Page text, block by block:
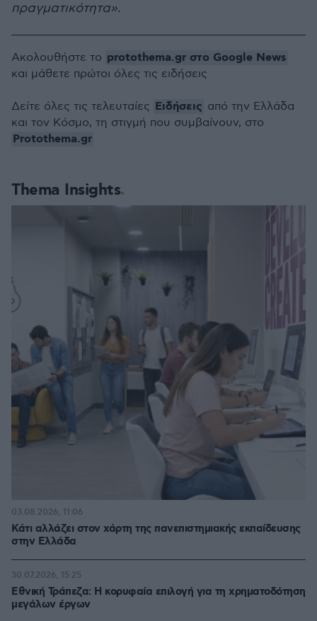
πραγματικότητα».
Thema Insights
Κάτι αλλάζει στον χάρτη της πανεπιστημιακής εκπαίδευσης
στην Ελλάδα
03.08.2026, 11:06
Εθνική Τράπεζα: Η κορυφαία επιλογή για τη χρηματοδότηση
μεγάλων έργων
30.07.2026, 15:25
Ακολουθήστε το protothema.gr στο Google News
και μάθετε πρώτοι όλες τις ειδήσεις
Δείτε όλες τις τελευταίες Ειδήσεις από την Ελλάδα
και τον Κόσμο, τη στιγμή που συμβαίνουν, στο
Protothema.gr